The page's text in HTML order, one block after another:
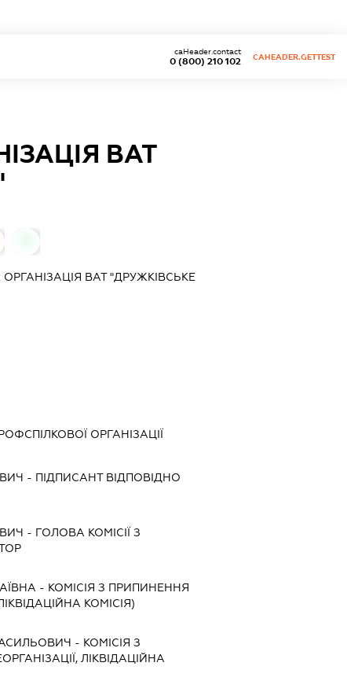
0 (800) 210 102
caHeader.contact
CAHEADER.GETTEST
ВАТ
ВАТ "ДРУЖКІВСЬКЕ
ОРГАНІЗАЦІЇ
- ПІДПИСАНТВІДПОВІДНО
- ГОЛОВА КОМІСІЇ З
- КОМІСІЯ З ПРИПИНЕННЯ
КОМІСІЯ)
- КОМІСІЯ З
ЛІКВІДАЦІЙНА